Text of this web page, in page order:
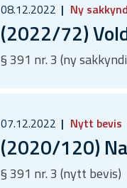
08.12.2022 Ny
(2022/72)
§ 391 nr. 3 (ny
07.12.2022 Nytt bevis
(2020/120)
§ 391 nr. 3 (nytt bevis)